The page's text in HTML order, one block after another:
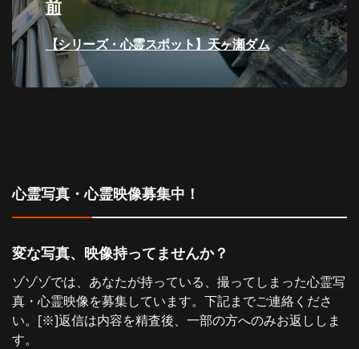
稿
ナ
ビ
シ
ョ
ン
前
過
去
【シリーズ・心霊スポット】天ヶ瀬ダム
心霊写真・心霊映像募集中！
変な写真、映像持ってませんか？
ゾゾゾでは、あなたが持っている、撮ってしまった心霊写
真・心霊映像を募集しています。下記までご連絡くださ
い。[※]返信は内容を精査後、一部の方へのみお返ししま
す。